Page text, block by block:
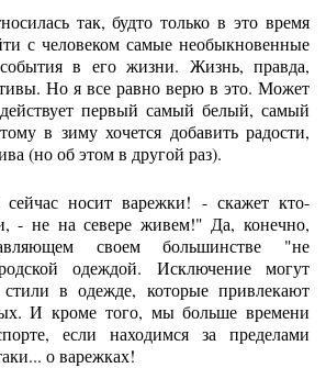
так, будто только в это время
с человеком самые необыкновенные
в его жизни. Жизнь, правда,
Но я все равно верю в это. Может
первый самый белый, самый
в зиму хочется добавить радости,
(но об этом в другой раз).
носит варежки! - скажет кто-
- не на севере живем!" Да, конечно,
своем большинстве "не
одеждой. Исключение могут
стили в одежде, которые привлекают
И кроме того, мы больше времени
если находимся за пределами
о варежках!